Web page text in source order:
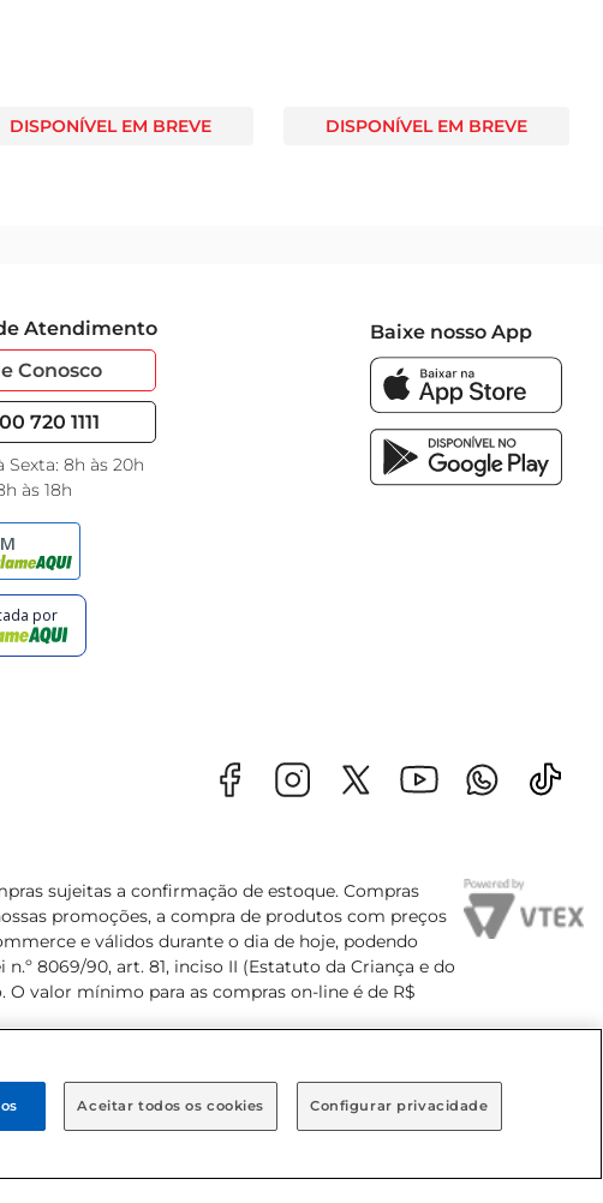
DISPONÍVEL EM BREVE DISPONÍVEL EM BREVE
Atendimento
Conosco
720 1111
Sexta: 8h às 20h
às 18h
Baixe nosso App
sujeitas a confirmação de estoque. Compras
promoções, a compra de produtos com preços
e válidos durante o dia de hoje, podendo
8069/90, art. 81, inciso II (Estatuto da Criança e do
valor mínimo para as compras on-line é de R$
Configurar privacidade
Aceitar todos os cookies